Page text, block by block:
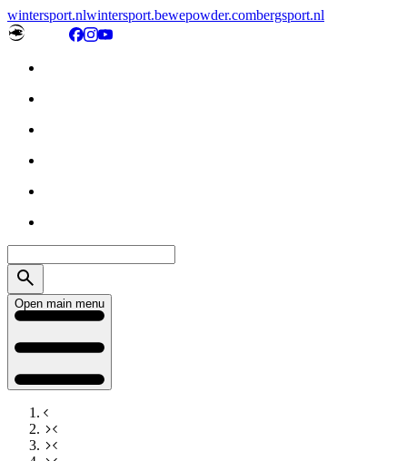
wintersport.nlwintersport.bewepowder.combergsport.nl
Open main menu